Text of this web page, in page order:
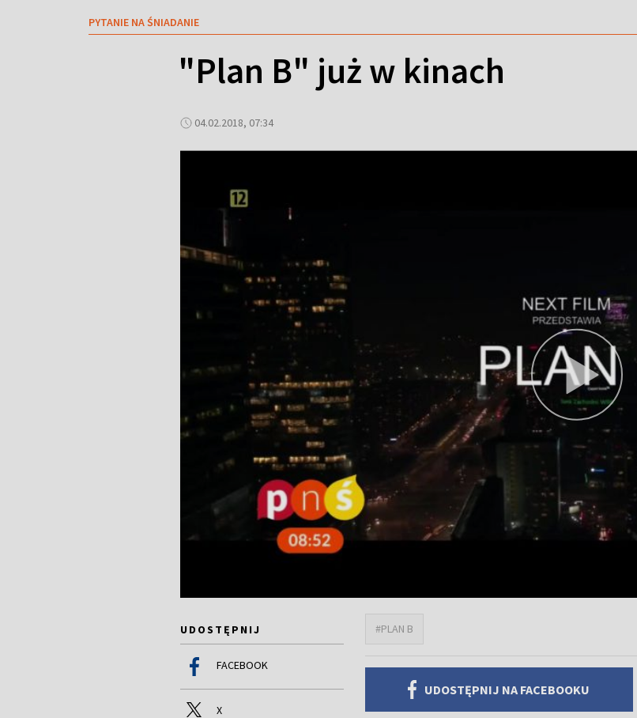
PYTANIE NA ŚNIADANIE
"Plan B" już w kinach
04.02.2018, 07:34
UDOSTĘPNIJ
FACEBOOK
X
#PLAN B
UDOSTĘPNIJ NA FACEBOOKU